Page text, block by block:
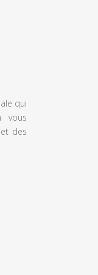
qui
vous
des